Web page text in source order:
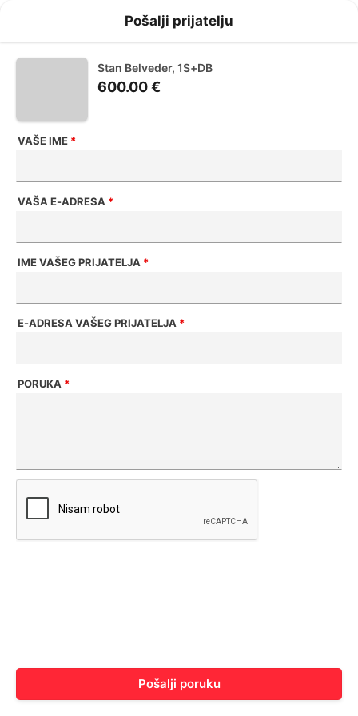
Pošalji prijatelju
Stan Belveder, 1S+DB
600.00 €
VAŠE IME *
VAŠA E-ADRESA *
IME VAŠEG PRIJATELJA *
E-ADRESA VAŠEG PRIJATELJA *
PORUKA *
Pošalji poruku